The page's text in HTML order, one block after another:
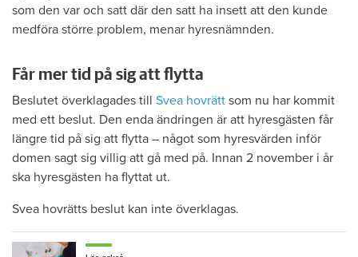
som den var och satt där den satt ha insett att den kunde
medföra större problem, menar hyresnämnden.
Får mer tid på sig att flytta
Beslutet överklagades till Svea hovrätt som nu har kommit
med ett beslut. Den enda ändringen är att hyresgästen får
längre tid på sig att flytta – något som hyresvärden inför
domen sagt sig villig att gå med på. Innan 2 november i år
ska hyresgästen ha flyttat ut.
Svea hovrätts beslut kan inte överklagas.